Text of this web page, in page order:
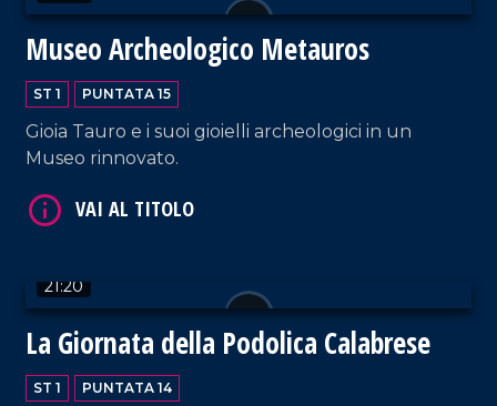
Museo Archeologico Metauros
ST 1 PUNTATA 15
Gioia Tauro e i suoi gioielli archeologici in un
Museo rinnovato.
21:20
La Giornata della Podolica Calabrese
ST 1 PUNTATA 14